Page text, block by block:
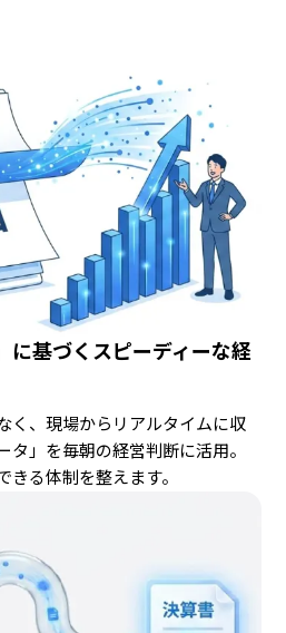
に基づくスピーディーな経
く、現場からリアルタイムに収
」を毎朝の経営判断に活用。
る体制を整えます。